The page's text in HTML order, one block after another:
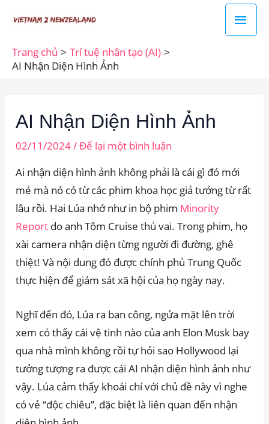
dung
Trang chủ
Trí tuệ nhân tạo (AI)
AI Nhận Diện Hình Ảnh
AI Nhận Diện Hình Ảnh
02/11/2024/Để lại một bình luận
Ai nhận diện hình ảnh không phải là cái gì đó mới
mẻ mà nó có từ các phim khoa học giả tưởng từ rất
lâu rồi. Hai Lúa nhớ như in bộ phim Minority
Report do anh Tôm Cruise thủ vai. Trong phim, họ
xài camera nhận diện từng người đi đường, ghê
thiệt! Và nội dung đó được chính phủ Trung Quốc
thực hiện để giám sát xã hội của họ ngày nay.
Nghĩ đến đó, Lúa ra ban công, ngửa mặt lên trời
xem có thấy cái vệ tinh nào của anh Elon Musk bay
qua nhà mình không rồi tự hỏi sao Hollywood lại
tưởng tượng ra được cái AI nhận diện hình ảnh như
vậy. Lúa cảm thấy khoái chí với chủ đề này vì nghe
có vẻ “độc chiêu”, đặc biệt là liên quan đến nhận